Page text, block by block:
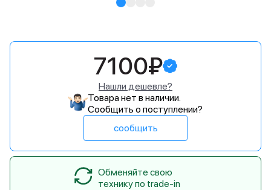
7100₽
Нашли дешевле?
Товара нет в наличии.
Сообщить о поступлении?
сообщить
Обменяйте свою
технику по trade-in